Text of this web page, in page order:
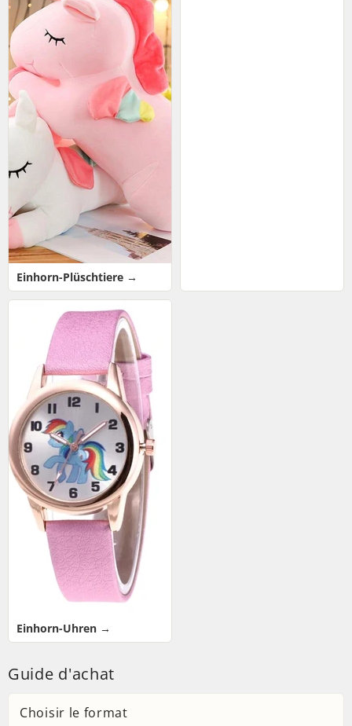
Einhorn-Plüschtiere →
Einhorn-Uhren →
Guide d'achat
Choisir le format